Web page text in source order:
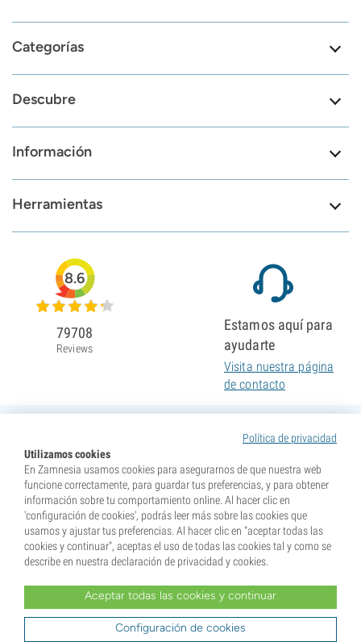
Categorías
Descubre
Información
Herramientas
Política de privacidad
Utilizamos cookies
En Zamnesia usamos cookies para asegurarnos de que nuestra web
funcione correctamente, para guardar tus preferencias, y para obtener
información sobre tu comportamiento online. Al hacer clic en
'configuración de cookies', podrás leer más sobre las cookies que
usamos y ajustar tus preferencias. Al hacer clic en "aceptar todas las
cookies y continuar", aceptas el uso de todas las cookies tal y como se
describe en nuestra declaración de privacidad y cookies.
Aceptar todas las cookies y continuar
Configuración de cookies
8.6
79708
Reviews
Estamos aquí para
ayudarte
Visita nuestra página
de contacto
* Nuestras semillas se venden como suvenires. La germinación de semillas es ilegal en muchos
tu lugar de residencia y que conoces las normativas locales. También eximes de toda responsabilidad a
Zamnesia si actúas al margen de ellas.